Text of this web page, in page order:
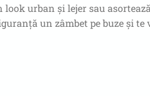
urban și lejer sau
un zâmbet pe buze și